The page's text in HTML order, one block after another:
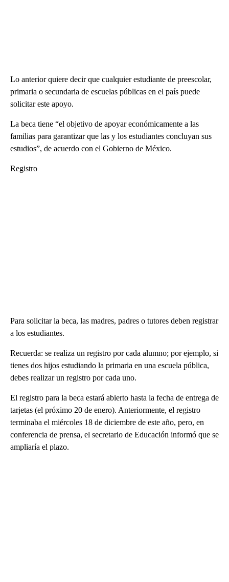
Lo anterior quiere decir que cualquier estudiante de preescolar,
primaria o secundaria de escuelas públicas en el país puede
solicitar este apoyo.
La beca tiene “el objetivo de apoyar económicamente a las
familias para garantizar que las y los estudiantes concluyan sus
estudios”, de acuerdo con el Gobierno de México.
Registro
Para solicitar la beca, las madres, padres o tutores deben registrar
a los estudiantes.
Recuerda: se realiza un registro por cada alumno; por ejemplo, si
tienes dos hijos estudiando la primaria en una escuela pública,
debes realizar un registro por cada uno.
El registro para la beca estará abierto hasta la fecha de entrega de
tarjetas (el próximo 20 de enero). Anteriormente, el registro
terminaba el miércoles 18 de diciembre de este año, pero, en
conferencia de prensa, el secretario de Educación informó que se
ampliaría el plazo.